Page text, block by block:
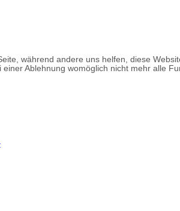
während andere uns helfen, diese
Ablehnung womöglich nicht mehr alle